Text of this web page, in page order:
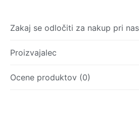
Zakaj se odločiti za nakup pri
Proizvajalec
Ocene produktov (0)